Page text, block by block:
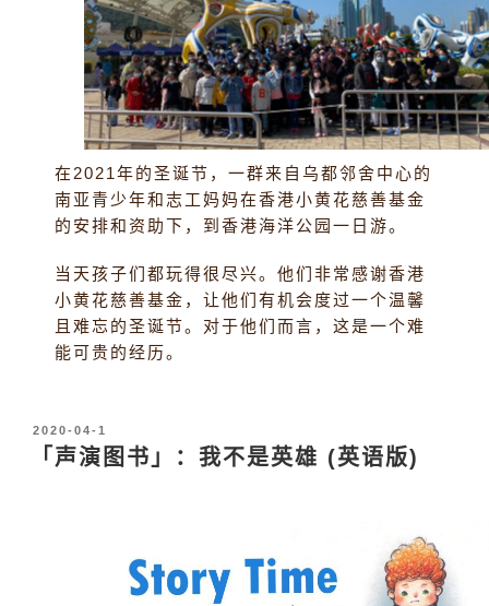
在2021年的圣诞节，一群来自乌都邻舍中心的
南亚青少年和志工妈妈在香港小黄花慈善基金
的安排和资助下，到香港海洋公园一日游。
当天孩子们都玩得很尽兴。他们非常感谢香港
小黄花慈善基金，让他们有机会度过一个温馨
且难忘的圣诞节。对于他们而言，这是一个难
能可贵的经历。
发
布
2020-04-1
「声演图书」：我不是英雄 (英语版)